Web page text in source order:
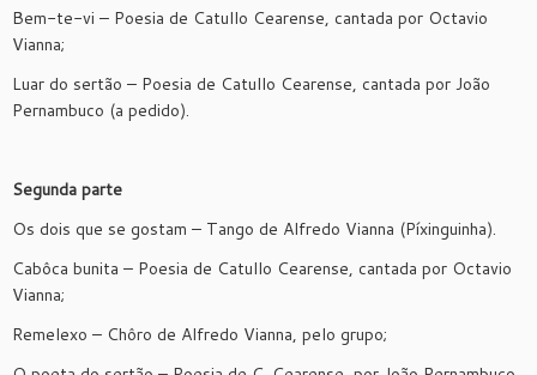
Bem-te-vi – Poesia de Catullo Cearense, cantada por Octavio
Vianna;
Luar do sertão – Poesia de Catullo Cearense, cantada por João
Pernambuco (a pedido).
Segunda parte
Os dois que se gostam – Tango de Alfredo Vianna (Píxinguinha).
Cabôca bunita – Poesia de Catullo Cearense, cantada por Octavio
Vianna;
Remelexo – Chôro de Alfredo Vianna, pelo grupo;